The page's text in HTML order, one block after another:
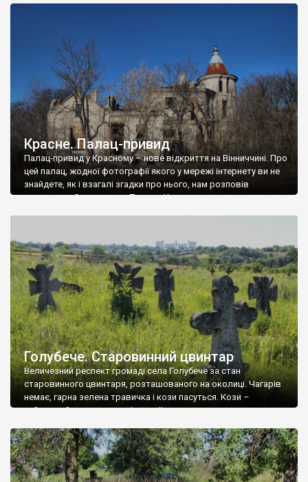
Красне. Палац-привид
Палац-привид у Красному – нове відкриття на Вінниччині. Про
цей палац, жодної фотографії якого у мережі інтернету ви не
знайдете, як і взагалі згадки про нього, нам розповів
мешканець Самгородка. Палац у Красному вразив не лише
Голубече. Старовинний цвинтар
Величезний респект громаді села Голубече за стан
старовинного цвинтаря, розташованого на околиці. Чагарів
немає, гарна зелена травичка і кози пасуться. Кози –
найкращий регулятор шкідливої, для старих кладовищ,
бруньками, кози ті бруньки обгризають, бо то улюблений
делікатес. На цвинтарі у Голубечому ціла колекція
різноманітних форм хрестів. Село відносно невелике, […]